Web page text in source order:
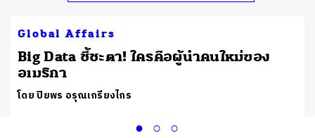
Global Affairs
Big Data ชี้ชะตา! ใครคือผู้นำคนใหม่ของ
อเมริกา
โดย ปิยพร อรุณเกรียงไกร